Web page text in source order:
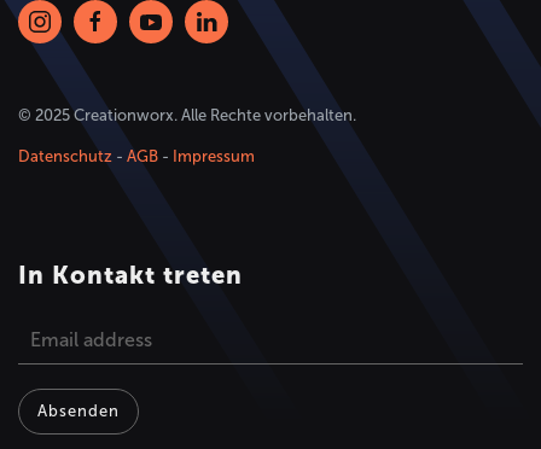
© 2025 Creationworx. Alle Rechte vorbehalten.
Datenschutz - AGB - Impressum
In Kontakt treten
Absenden